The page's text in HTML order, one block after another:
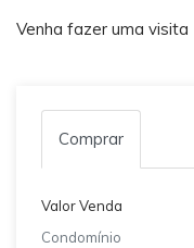
Venha fazer uma visita
Comprar
Valor Venda
Condomínio